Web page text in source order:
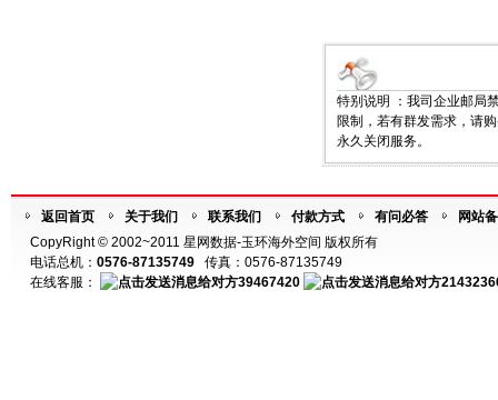
特别说明 ：我司企业邮局
限制，若有群发需求，请
永久关闭服务。
返回首页 关于我们 联系我们 付款方式 有问必答
网站
CopyRight © 2002~2011 星网数据-玉环海外空间 版权所有
电话总机： 0576-87135749 传真：0576-87135749
在线客服：
39467420